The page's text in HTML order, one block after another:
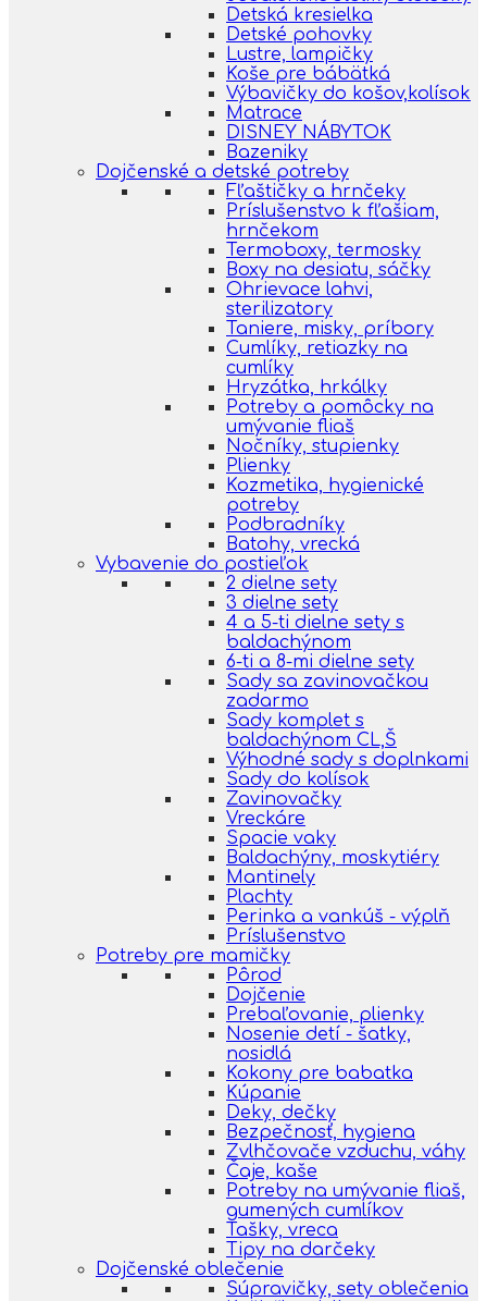
Detská kresielka
Detské pohovky
Lustre, lampičky
Koše pre bábätká
Výbavičky do košov,kolísok
Matrace
DISNEY NÁBYTOK
Bazeniky
Dojčenské a detské potreby
Fľaštičky a hrnčeky
Príslušenstvo k fľašiam,
hrnčekom
Termoboxy, termosky
Boxy na desiatu, sáčky
Ohrievace lahvi,
sterilizatory
Taniere, misky, príbory
Cumlíky, retiazky na
cumlíky
Hryzátka, hrkálky
Potreby a pomôcky na
umývanie fliaš
Nočníky, stupienky
Plienky
Kozmetika, hygienické
potreby
Podbradníky
Batohy, vrecká
Vybavenie do postieľok
2 dielne sety
3 dielne sety
4 a 5-ti dielne sety s
baldachýnom
6-ti a 8-mi dielne sety
Sady sa zavinovačkou
zadarmo
Sady komplet s
baldachýnom CL,Š
Výhodné sady s doplnkami
Sady do kolísok
Zavinovačky
Vreckáre
Spacie vaky
Baldachýny, moskytiéry
Mantinely
Plachty
Perinka a vankúš - výplň
Príslušenstvo
Potreby pre mamičky
Pôrod
Dojčenie
Prebaľovanie, plienky
Nosenie detí - šatky,
nosidlá
Kokony pre babatka
Kúpanie
Deky, dečky
Bezpečnosť, hygiena
Zvlhčovače vzduchu, váhy
Čaje, kaše
Potreby na umývanie fliaš,
gumených cumlíkov
Tašky, vreca
Tipy na darčeky
Dojčenské oblečenie
Súpravičky, sety oblečenia